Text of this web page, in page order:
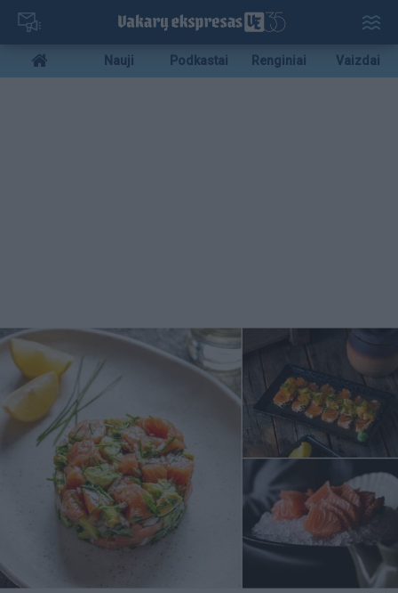
Pereiti
pagrindinį
turinį
Mobile
menu
Nauji Podkastai Renginiai Vaizdai